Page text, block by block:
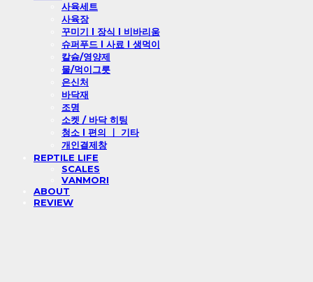
사육세트
사육장
꾸미기 l 장식 l 비바리움
슈퍼푸드 l 사료 l 생먹이
칼슘/영양제
물/먹이그릇
은신처
바닥재
조명
소켓 / 바닥 히팅
청소 l 편의 ㅣ 기타
개인결제창
REPTILE LIFE
SCALES
VANMORI
ABOUT
REVIEW